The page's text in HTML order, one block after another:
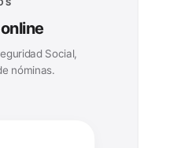
Social,
nóminas.